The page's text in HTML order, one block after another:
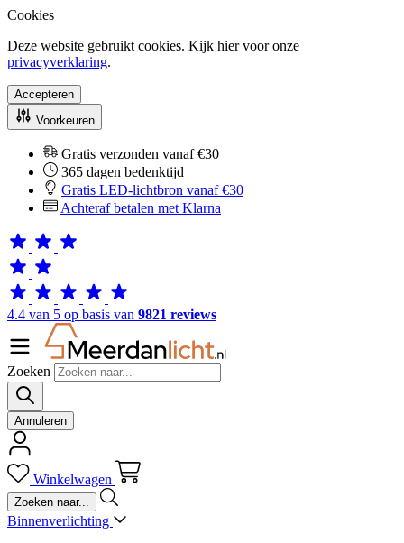
Cookies
Deze website gebruikt cookies. Kijk hier voor onze
privacyverklaring.
Accepteren
Voorkeuren
Gratis verzonden vanaf €30
365 dagen bedenktijd
Gratis LED-lichtbron vanaf €30
Achteraf betalen met Klarna
4.4 van 5 op basis van 9821 reviews
Zoeken
Annuleren
Winkelwagen
Binnenverlichting